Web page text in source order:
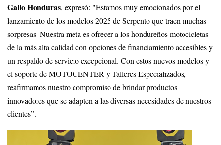
Gallo Honduras, expresó: "Estamos muy emocionados por el
lanzamiento de los modelos 2025 de Serpento que traen muchas
sorpresas. Nuestra meta es ofrecer a los hondureños motocicletas
de la más alta calidad con opciones de financiamiento accesibles y
un respaldo de servicio excepcional. Con estos nuevos modelos y
el soporte de MOTOCENTER y Talleres Especializados,
reafirmamos nuestro compromiso de brindar productos
innovadores que se adapten a las diversas necesidades de nuestros
clientes”.